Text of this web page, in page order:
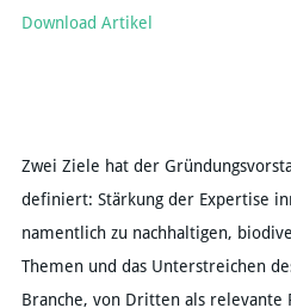
Download Artikel
Zwei Ziele hat der
definiert: Stärkung der Expertise
namentlich zu nachhaltigen,
Themen und das Unterstreichen
Branche, von Dritten als relevante